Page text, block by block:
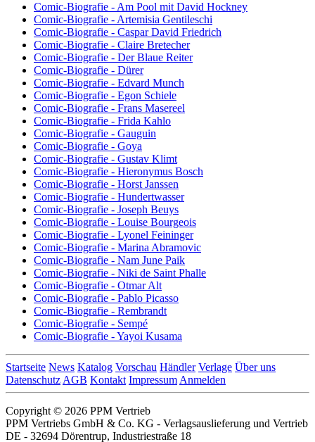
Comic-Biografie - Am Pool mit David Hockney
Comic-Biografie - Artemisia Gentileschi
Comic-Biografie - Caspar David Friedrich
Comic-Biografie - Claire Bretecher
Comic-Biografie - Der Blaue Reiter
Comic-Biografie - Dürer
Comic-Biografie - Edvard Munch
Comic-Biografie - Egon Schiele
Comic-Biografie - Frans Masereel
Comic-Biografie - Frida Kahlo
Comic-Biografie - Gauguin
Comic-Biografie - Goya
Comic-Biografie - Gustav Klimt
Comic-Biografie - Hieronymus Bosch
Comic-Biografie - Horst Janssen
Comic-Biografie - Hundertwasser
Comic-Biografie - Joseph Beuys
Comic-Biografie - Louise Bourgeois
Comic-Biografie - Lyonel Feininger
Comic-Biografie - Marina Abramovic
Comic-Biografie - Nam June Paik
Comic-Biografie - Niki de Saint Phalle
Comic-Biografie - Otmar Alt
Comic-Biografie - Pablo Picasso
Comic-Biografie - Rembrandt
Comic-Biografie - Sempé
Comic-Biografie - Yayoi Kusama
Startseite News Katalog Vorschau Händler Verlage Über uns
Datenschutz AGB Kontakt Impressum Anmelden
Copyright © 2026 PPM Vertrieb
PPM Vertriebs GmbH & Co. KG - Verlagsauslieferung und Vertrieb
DE - 32694 Dörentrup, Industriestraße 18